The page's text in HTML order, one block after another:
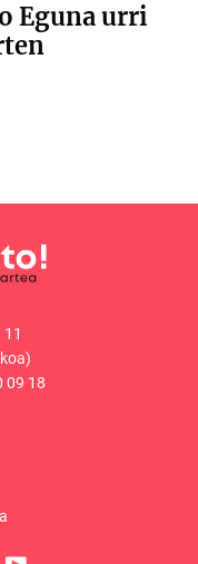
Eguna urri
09 18